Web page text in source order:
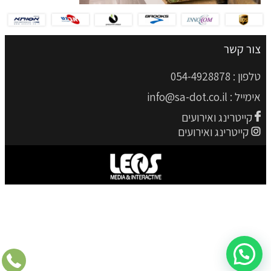
צור קשר
טלפון : 054-4928878
אימייל : info@sa-dot.co.il
קייטרינג ואירועים
קייטרינג ואירועים